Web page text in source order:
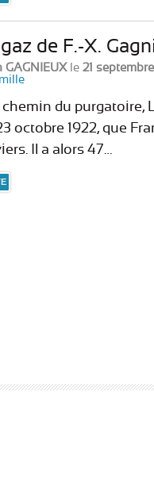
gaz de F.-X.
GAGNIEUX le 21
du purgatoire,
octobre 1922, que
Il a alors 47…